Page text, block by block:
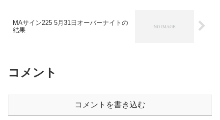
MAサイン225 5月31日オーバーナイトの
結果
コメント
コメントを書き込む